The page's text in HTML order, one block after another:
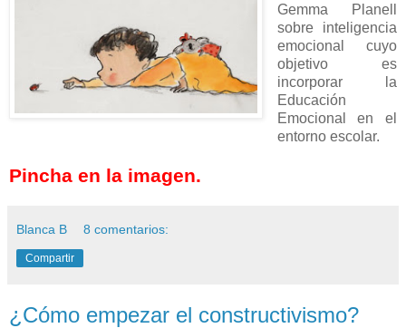
Gemma Planell
sobre inteligencia
emocional cuyo
objetivo es
incorporar la
Educación
Emocional en el
entorno escolar.
Pincha en la imagen.
Blanca B 8 comentarios:
Compartir
¿Cómo empezar el constructivismo?